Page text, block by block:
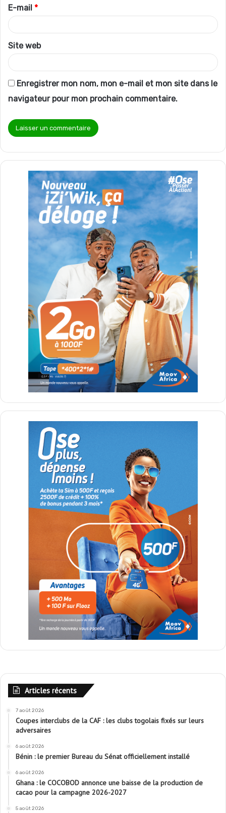
r
e
*
E-mail *
Site web
Enregistrer mon nom, mon e-mail et mon site dans le
navigateur pour mon prochain commentaire.
Articles récents
7 août 2026
Coupes interclubs de la CAF : les clubs togolais fixés sur leurs
adversaires
6 août 2026
Bénin : le premier Bureau du Sénat officiellement installé
6 août 2026
Ghana : le COCOBOD annonce une baisse de la production de
cacao pour la campagne 2026-2027
5 août 2026